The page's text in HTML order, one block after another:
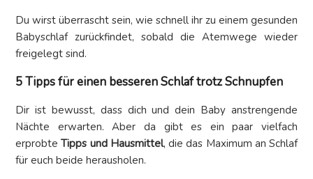
Du wirst überrascht sein, wie schnell ihr zu einem gesunden
Babyschlaf zurückfindet, sobald die Atemwege wieder
freigelegt sind.
5 Tipps für einen besseren Schlaf trotz Schnupfen
Dir ist bewusst, dass dich und dein Baby anstrengende
Nächte erwarten. Aber da gibt es ein paar vielfach
erprobteTipps und Hausmittel, die das Maximum an Schlaf
für euch beide herausholen.